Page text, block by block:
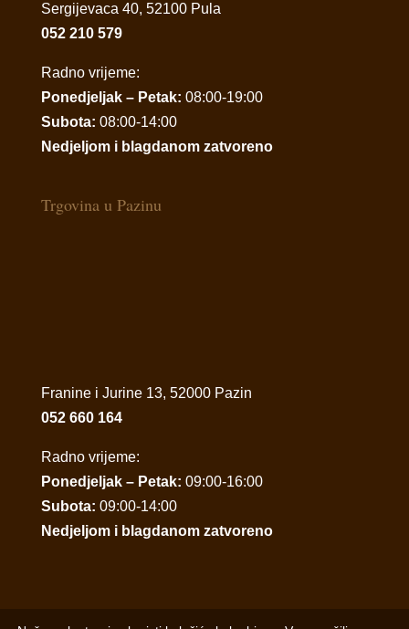
Sergijevaca 40, 52100 Pula
052 210 579
Radno vrijeme:
Ponedjeljak – Petak: 08:00-19:00
Subota: 08:00-14:00
Nedjeljom i blagdanom zatvoreno
Trgovina u Pazinu
Franine i Jurine 13, 52000 Pazin
052 660 164
Radno vrijeme:
Ponedjeljak – Petak: 09:00-16:00
Subota: 09:00-14:00
Nedjeljom i blagdanom zatvoreno